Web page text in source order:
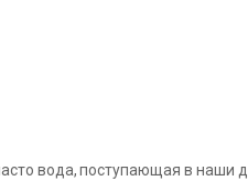
вода, поступающая в наши